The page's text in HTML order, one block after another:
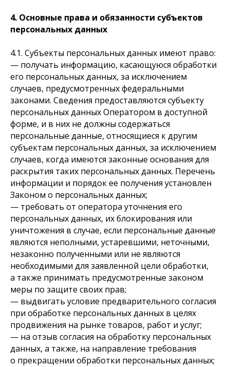
4. Основные права и обязанности субъектов
персональных данных
4.1. Субъекты персональных данных имеют право:
— получать информацию, касающуюся обработки
его персональных данных, за исключением
случаев, предусмотренных федеральными
законами. Сведения предоставляются субъекту
персональных данных Оператором в доступной
форме, и в них не должны содержаться
персональные данные, относящиеся к другим
субъектам персональных данных, за исключением
случаев, когда имеются законные основания для
раскрытия таких персональных данных. Перечень
информации и порядок ее получения установлен
Законом о персональных данных;
— требовать от оператора уточнения его
персональных данных, их блокирования или
уничтожения в случае, если персональные данные
являются неполными, устаревшими, неточными,
незаконно полученными или не являются
необходимыми для заявленной цели обработки,
а также принимать предусмотренные законом
меры по защите своих прав;
— выдвигать условие предварительного согласия
при обработке персональных данных в целях
продвижения на рынке товаров, работ и услуг;
— на отзыв согласия на обработку персональных
данных, а также, на направление требования
о прекращении обработки персональных данных;